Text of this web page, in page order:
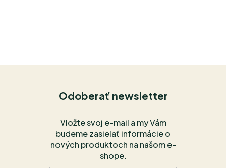
Odoberať newsletter
Vložte svoj e-mail a my Vám
budeme zasielať informácie o
nových produktoch na našom e-
shope.